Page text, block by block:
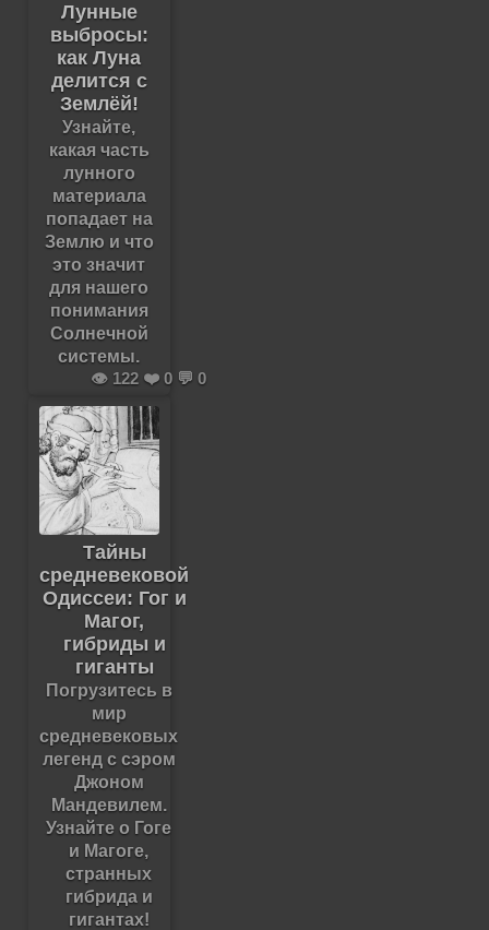
Лунные
выбросы:
как Луна
делится с
Землёй!
Узнайте,
какая часть
лунного
материала
попадает на
Землю и что
это значит
для нашего
понимания
Солнечной
системы.
👁️ 122 ❤️ 0 💬 0
Тайны
средневековой
Одиссеи: Гог и
Магог,
гибриды и
гиганты
Погрузитесь в
мир
средневековых
легенд с сэром
Джоном
Мандевилем.
Узнайте о Гоге
и Магоге,
странных
гибрида и
гигантах!